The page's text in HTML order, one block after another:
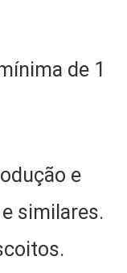
de 1
e
similares.